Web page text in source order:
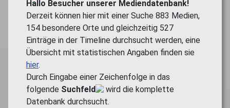
Hallo Besucher unserer Mediendatenbank!
Derzeit können hier mit einer Suche 883 Medien,
154 besondere Orte und gleichzeitig 527
Einträge in der Timeline durchsucht werden, eine
Übersicht mit statistischen Angaben finden sie
hier.
Durch Eingabe einer Zeichenfolge in das
folgende Suchfeld
wird die komplette
Datenbank durchsucht.